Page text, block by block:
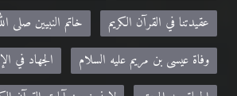
عقيدتنا في القرآن الكريم
خاتم النبيين صلى
وفاة عيسى بن مريم عليه السلام
الجهاد في